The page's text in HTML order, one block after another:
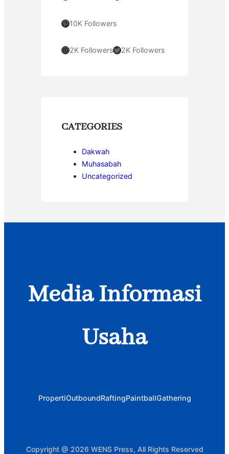
Pinterest 10K Followers
Instagram 2K FollowersTwitter 2K Followers
CATEGORIES
Dakwah
Muhasabah
Uncategorized
Media Informasi
Usaha
PropertiOutboundRaftingPaintballGathering
Copyright @ 2026 WENS Press, All Rights Reserved